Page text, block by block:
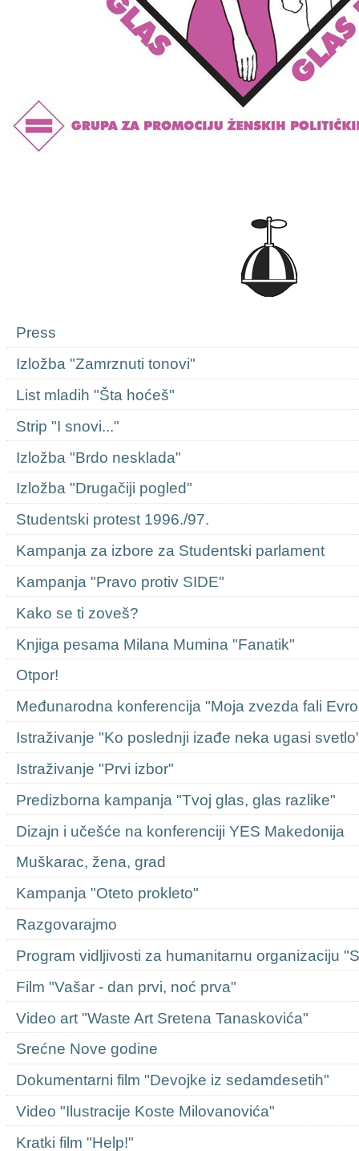
Press
Izložba "Zamrznuti tonovi"
List mladih "Šta hoćeš"
Strip "I snovi..."
Izložba "Brdo nesklada"
Izložba "Drugačiji pogled"
Studentski protest 1996./97.
Kampanja za izbore za Studentski parlament
Kampanja "Pravo protiv SIDE"
Kako se ti zoveš?
Knjiga pesama Milana Mumina "Fanatik"
Otpor!
Međunarodna konferencija "Moja zvezda fali
Istraživanje "Ko poslednji izađe neka ugasi
Istraživanje "Prvi izbor"
Predizborna kampanja "Tvoj glas, glas razlike"
Dizajn i učešće na konferenciji YES Makedonija
Muškarac, žena, grad
Kampanja "Oteto prokleto"
Razgovarajmo
Program vidljivosti za humanitarnu organizaciju
Film "Vašar - dan prvi, noć prva"
Video art "Waste Art Sretena Tanaskovića"
Srećne Nove godine
Dokumentarni film "Devojke iz sedamdesetih"
Video "Ilustracije Koste Milovanovića"
Kratki film "Help!"